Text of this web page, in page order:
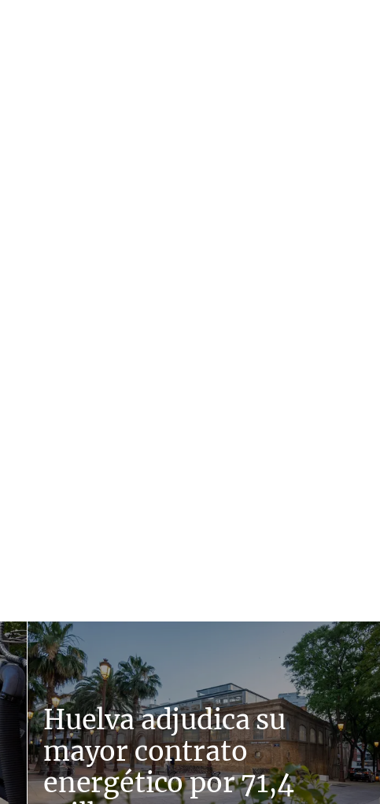
Huelva adjudica su
mayor contrato
energético por 71,4